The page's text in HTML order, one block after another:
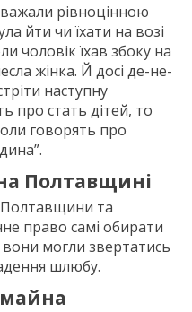
рівноцінною
йти чи їхати на возі
чоловік їхав збоку на
жінка. Й досі де-не-
наступну
про стать дітей, то
говорять про
Полтавщині
Полтавщини та
право самі обирати
вони могли звертатись
шлюбу.
майна